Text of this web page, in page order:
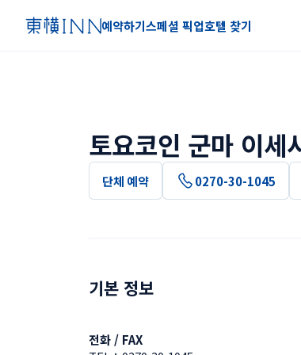
예약하기스페셜 픽업호텔 찾기
토요코인 군마 이세
단체 예약 0270-30-1045
기본 정보
전화 / FAX